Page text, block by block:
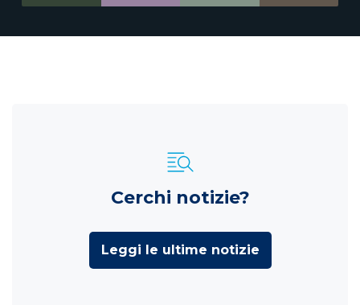
Cerchi notizie?
Leggi le ultime notizie